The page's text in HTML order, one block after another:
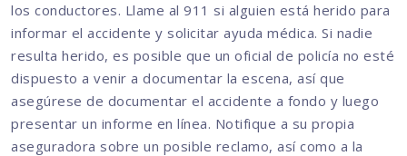
los conductores. Llame al 911 si alguien está herido para
informar el accidente y solicitar ayuda médica. Si nadie
resulta herido, es posible que un oficial de policía no esté
dispuesto a venir a documentar la escena, así que
asegúrese de documentar el accidente a fondo y luego
presentar un informe en línea. Notifique a su propia
aseguradora sobre un posible reclamo, así como a la